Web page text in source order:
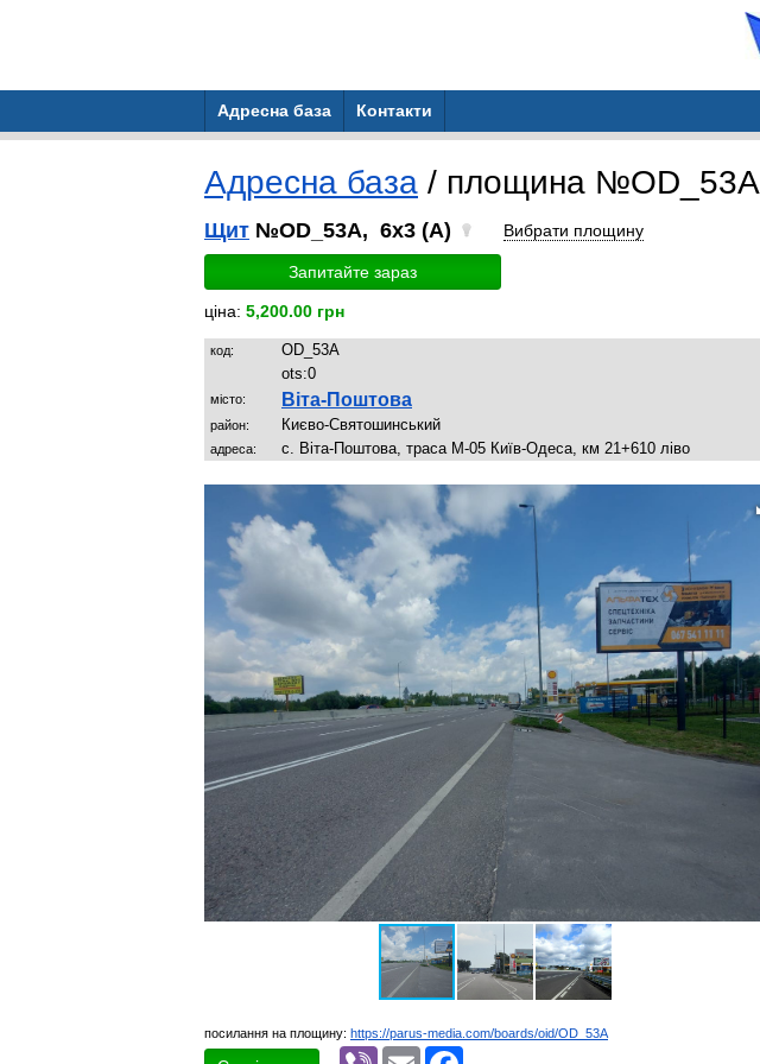
Адресна база Контакти
Адресна база / площина №OD_53A
Щит №OD_53A, 6x3 (A) Вибрати площину
Запитайте зараз
ціна: 5,200.00 грн
код:
OD_53A
ots:0
місто: Віта-Поштова
район: Києво-Святошинський
адреса: с. Віта-Поштова, траса М-05 Київ-Одеса, км 21+610 ліво
посилання на площину: https://parus-media.com/boards/oid/OD_53A
Viber Email